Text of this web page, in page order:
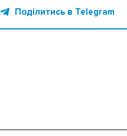
Поділитись в Telegram